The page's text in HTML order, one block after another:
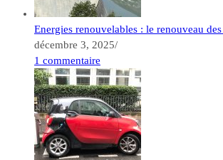
Energies renouvelables : le renouveau des
décembre 3, 2025/
1 commentaire